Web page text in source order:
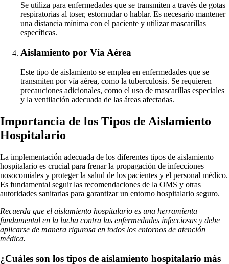
Se utiliza para enfermedades que se transmiten a través de gotas
respiratorias al toser, estornudar o hablar. Es necesario mantener
una distancia mínima con el paciente y utilizar mascarillas
específicas.
Aislamiento por Vía Aérea
Este tipo de aislamiento se emplea en enfermedades que se
transmiten por vía aérea, como la tuberculosis. Se requieren
precauciones adicionales, como el uso de mascarillas especiales
y la ventilación adecuada de las áreas afectadas.
Importancia de los Tipos de Aislamiento
Hospitalario
La implementación adecuada de los diferentes tipos de aislamiento
hospitalario es crucial para frenar la propagación de infecciones
nosocomiales y proteger la salud de los pacientes y el personal médico.
Es fundamental seguir las recomendaciones de la OMS y otras
autoridades sanitarias para garantizar un entorno hospitalario seguro.
Recuerda que el aislamiento hospitalario es una herramienta
fundamental en la lucha contra las enfermedades infecciosas y debe
aplicarse de manera rigurosa en todos los entornos de atención
médica.
¿Cuáles son los tipos de aislamiento hospitalario más